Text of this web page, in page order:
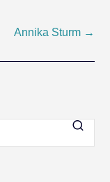
Annika Sturm →